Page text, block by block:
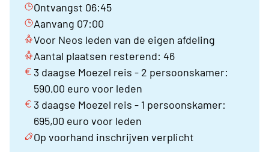
Ontvangst 06:45
Aanvang 07:00
Voor Neos leden van de eigen afdeling
Aantal plaatsen resterend: 46
3 daagse Moezel reis - 2 persoonskamer:
590,00 euro voor leden
3 daagse Moezel reis - 1 persoonskamer:
695,00 euro voor leden
Op voorhand inschrijven verplicht